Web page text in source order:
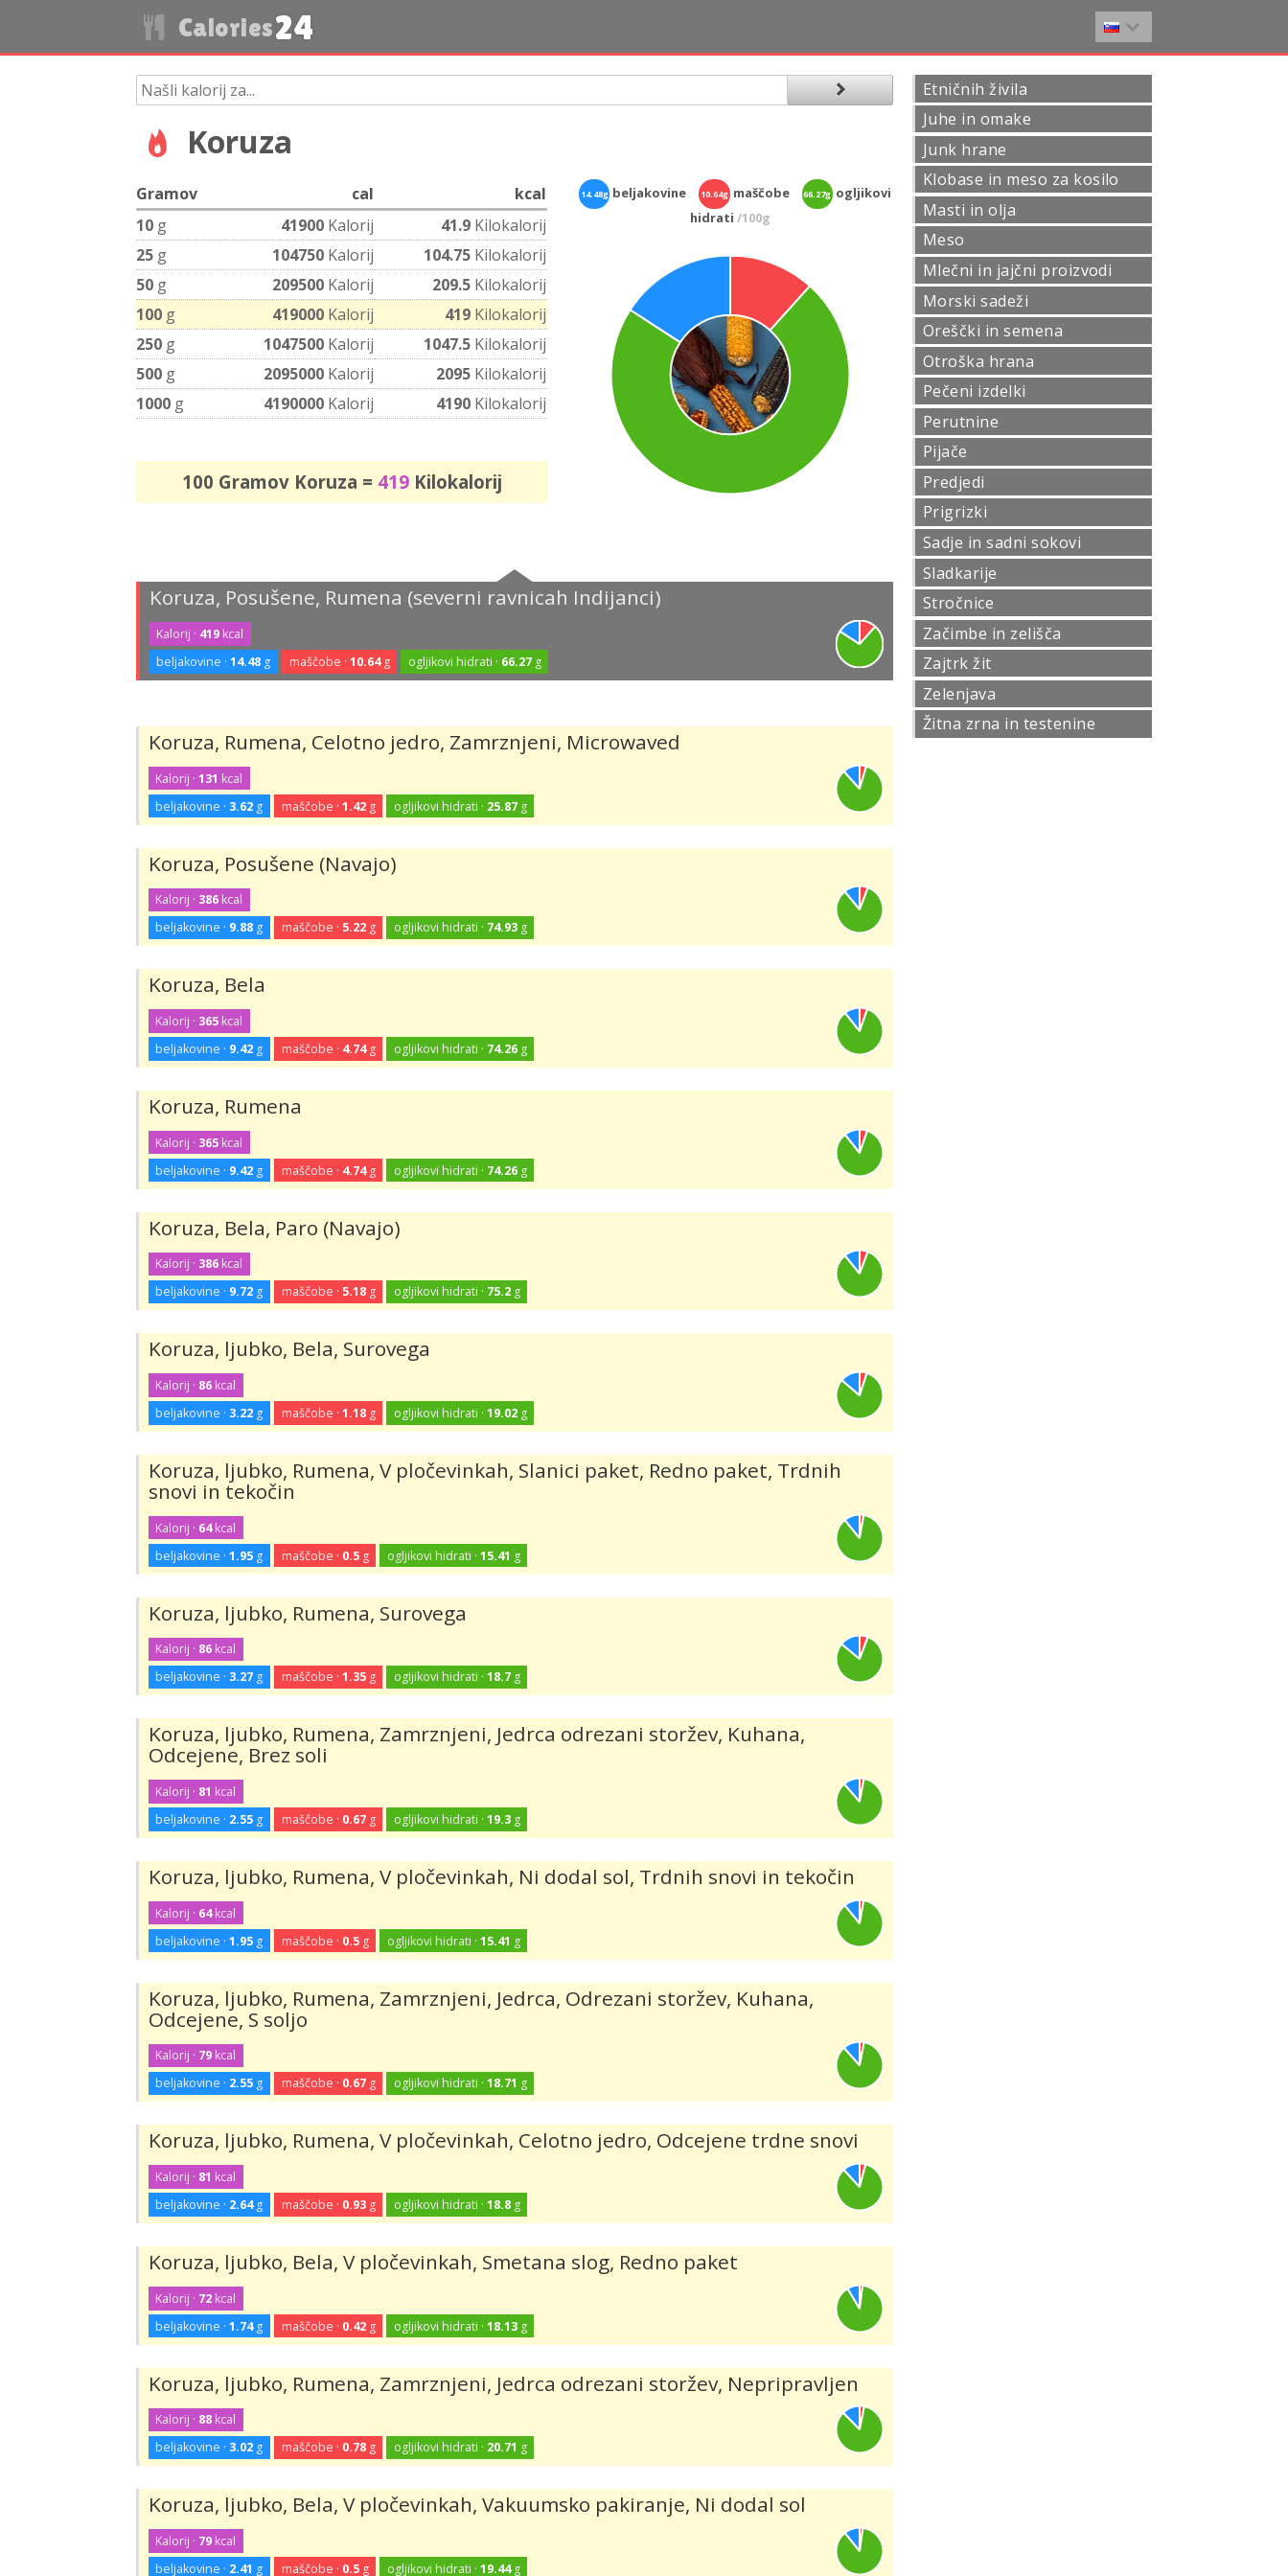
Calories24
Koruza
Gramov cal
kcal
10 g 41900 Kalorij 41.9 Kilokalorij
25 g 104750 Kalorij 104.75 Kilokalorij
50 g 209500 Kalorij 209.5 Kilokalorij
100 g 419000 Kalorij 419 Kilokalorij
250 g 1047500 Kalorij 1047.5 Kilokalorij
500 g 2095000 Kalorij 2095 Kilokalorij
1000 g 4190000 Kalorij 4190 Kilokalorij
100 Gramov Koruza = 419Kilokalorij
14.48g beljakovine 10.64gmaščobe 66.27gogljikovi
hidrati /100g
Koruza, Posušene, Rumena (severni ravnicah Indijanci)
Kalorij · 419 kcal
beljakovine ·14.48 g maščobe · 10.64g ogljikovi hidrati · 66.27g
Koruza, Rumena, Celotno jedro, Zamrznjeni, Microwaved
Kalorij ·131 kcal
beljakovine · 3.62 g maščobe · 1.42g ogljikovi hidrati · 25.87g
Koruza, Posušene (Navajo)
Kalorij · 386 kcal
beljakovine · 9.88 g maščobe · 5.22g ogljikovi hidrati · 74.93g
Koruza, Bela
Kalorij · 365 kcal
beljakovine · 9.42 g maščobe · 4.74g ogljikovi hidrati · 74.26g
Koruza, Rumena
Kalorij · 365 kcal
beljakovine · 9.42 g maščobe · 4.74g ogljikovi hidrati · 74.26g
Koruza, Bela, Paro (Navajo)
Kalorij · 386 kcal
beljakovine · 9.72 g maščobe · 5.18g ogljikovi hidrati · 75.2g
Koruza, ljubko, Bela, Surovega
Kalorij · 86 kcal
beljakovine · 3.22 g maščobe · 1.18g ogljikovi hidrati · 19.02g
Koruza, ljubko, Rumena, V pločevinkah, Slanici paket, Redno paket, Trdnih
snovi in tekočin
Kalorij · 64kcal
beljakovine ·1.95 g maščobe · 0.5g ogljikovi hidrati · 15.41 g
Koruza, ljubko, Rumena, Surovega
Kalorij · 86 kcal
beljakovine · 3.27 g maščobe · 1.35g ogljikovi hidrati · 18.7g
Koruza, ljubko, Rumena, Zamrznjeni, Jedrca odrezani storžev, Kuhana,
Odcejene, Brez soli
Kalorij · 81 kcal
beljakovine · 2.55 g maščobe · 0.67g ogljikovi hidrati · 19.3g
Koruza, ljubko, Rumena, V pločevinkah, Ni dodal sol, Trdnih snovi in tekočin
Kalorij · 64kcal
beljakovine ·1.95 g maščobe · 0.5g ogljikovi hidrati · 15.41 g
Koruza, ljubko, Rumena, Zamrznjeni, Jedrca, Odrezani storžev, Kuhana,
Odcejene, S soljo
Kalorij · 79 kcal
beljakovine · 2.55 g maščobe · 0.67g ogljikovi hidrati · 18.71 g
Koruza, ljubko, Rumena, V pločevinkah, Celotno jedro, Odcejene trdne snovi
Kalorij · 81 kcal
beljakovine · 2.64g maščobe · 0.93g ogljikovi hidrati · 18.8g
Koruza, ljubko, Bela, V pločevinkah, Smetana slog, Redno paket
Kalorij · 72 kcal
beljakovine ·1.74g maščobe · 0.42g ogljikovi hidrati · 18.13g
Koruza, ljubko, Rumena, Zamrznjeni, Jedrca odrezani storžev, Nepripravljen
Kalorij · 88 kcal
beljakovine · 3.02 g maščobe · 0.78g ogljikovi hidrati · 20.71 g
Koruza, ljubko, Bela, V pločevinkah, Vakuumsko pakiranje, Ni dodal sol
Kalorij · 79 kcal
beljakovine · 2.41 g maščobe · 0.5g ogljikovi hidrati · 19.44g
Etničnih živila
Juhe in omake
Junk hrane
Klobase in meso za kosilo
Masti in olja
Meso
Mlečni in jajčni proizvodi
Morski sadeži
Oreščki in semena
Otroška hrana
Pečeni izdelki
Perutnine
Pijače
Predjedi
Prigrizki
Sadje in sadni sokovi
Sladkarije
Stročnice
Začimbe in zelišča
Zajtrk žit
Zelenjava
Žitna zrna in testenine